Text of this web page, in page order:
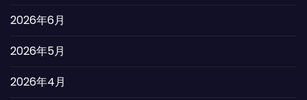
2026年6月
2026年5月
2026年4月